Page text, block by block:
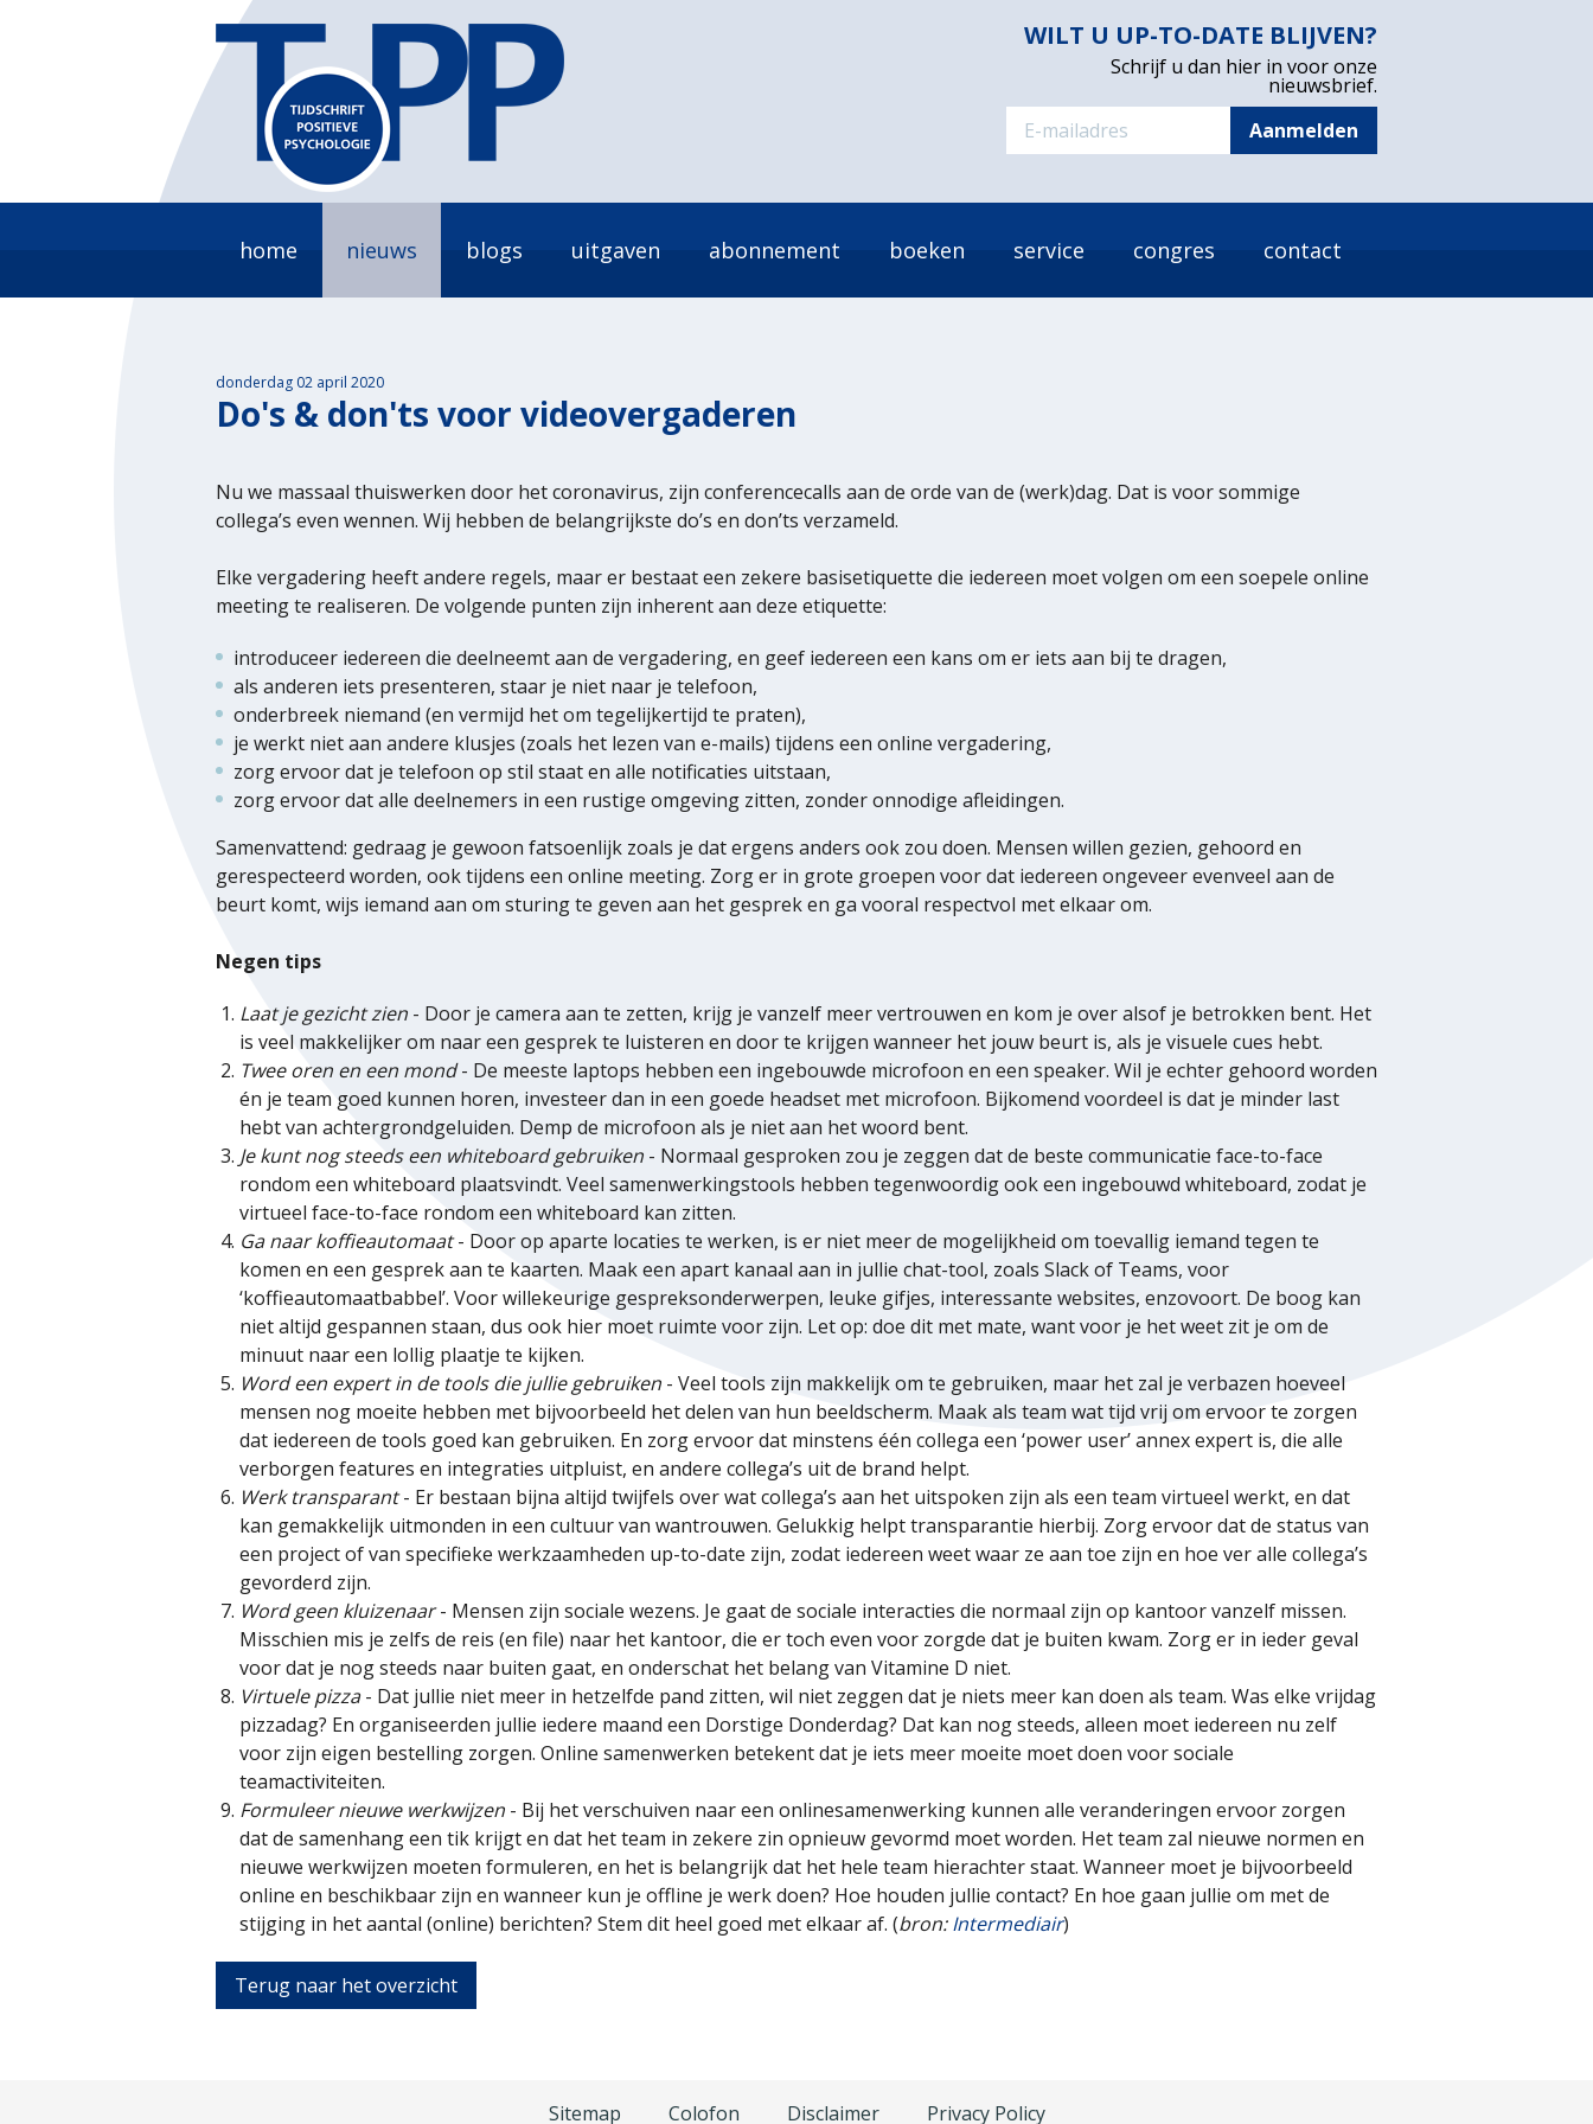
WILT U UP-TO-DATE BLIJVEN?
Schrijf u dan hier in voor onze
nieuwsbrief.
home nieuws blogs uitgaven abonnement boeken service congres contact
donderdag 02 april 2020
Do's & don'ts voor videovergaderen
Nu we massaal thuiswerken door het coronavirus, zijn conferencecalls aan de orde van de (werk)dag. Dat is voor sommige
collega’s even wennen. Wij hebben de belangrijkste do’s en don’ts verzameld.
Elke vergadering heeft andere regels, maar er bestaat een zekere basisetiquette die iedereen moet volgen om een soepele online
meeting te realiseren. De volgende punten zijn inherent aan deze etiquette:
introduceer iedereen die deelneemt aan de vergadering, en geef iedereen een kans om er iets aan bij te dragen,
als anderen iets presenteren, staar je niet naar je telefoon,
onderbreek niemand (en vermijd het om tegelijkertijd te praten),
je werkt niet aan andere klusjes (zoals het lezen van e-mails) tijdens een online vergadering,
zorg ervoor dat je telefoon op stil staat en alle notificaties uitstaan,
zorg ervoor dat alle deelnemers in een rustige omgeving zitten, zonder onnodige afleidingen.
Samenvattend: gedraag je gewoon fatsoenlijk zoals je dat ergens anders ook zou doen. Mensen willen gezien, gehoord en
gerespecteerd worden, ook tijdens een online meeting. Zorg er in grote groepen voor dat iedereen ongeveer evenveel aan de
beurt komt, wijs iemand aan om sturing te geven aan het gesprek en ga vooral respectvol met elkaar om.
Negen tips
Laat je gezicht zien - Door je camera aan te zetten, krijg je vanzelf meer vertrouwen en kom je over alsof je betrokken bent. Het
is veel makkelijker om naar een gesprek te luisteren en door te krijgen wanneer het jouw beurt is, als je visuele cues hebt.
Twee oren en een mond- De meeste laptops hebben een ingebouwde microfoon en een speaker. Wil je echter gehoord worden
én je team goed kunnen horen, investeer dan in een goede headset met microfoon. Bijkomend voordeel is dat je minder last
hebt van achtergrondgeluiden. Demp de microfoon als je niet aan het woord bent.
Je kunt nog steeds een whiteboard gebruiken - Normaal gesproken zou je zeggen dat de beste communicatie face-to-face
rondom een whiteboard plaatsvindt. Veel samenwerkingstools hebben tegenwoordig ook een ingebouwd whiteboard, zodat je
virtueel face-to-face rondom een whiteboard kan zitten.
Ga naar koffieautomaat- Door op aparte locaties te werken, is er niet meer de mogelijkheid om toevallig iemand tegen te
komen en een gesprek aan te kaarten. Maak een apart kanaal aan in jullie chat-tool, zoals Slack of Teams, voor
‘koffieautomaatbabbel’. Voor willekeurige gespreksonderwerpen, leuke gifjes, interessante websites, enzovoort. De boog kan
niet altijd gespannen staan, dus ook hier moet ruimte voor zijn. Let op: doe dit met mate, want voor je het weet zit je om de
minuut naar een lollig plaatje te kijken.
Word een expert in de tools die jullie gebruiken - Veel tools zijn makkelijk om te gebruiken, maar het zal je verbazen hoeveel
mensen nog moeite hebben met bijvoorbeeld het delen van hun beeldscherm. Maak als team wat tijd vrij om ervoor te zorgen
dat iedereen de tools goed kan gebruiken. En zorg ervoor dat minstens één collega een ‘power user’ annex expert is, die alle
verborgen features en integraties uitpluist, en andere collega’s uit de brand helpt.
Werk transparant- Er bestaan bijna altijd twijfels over wat collega’s aan het uitspoken zijn als een team virtueel werkt, en dat
kan gemakkelijk uitmonden in een cultuur van wantrouwen. Gelukkig helpt transparantie hierbij. Zorg ervoor dat de status van
een project of van specifieke werkzaamheden up-to-date zijn, zodat iedereen weet waar ze aan toe zijn en hoe ver alle collega’s
gevorderd zijn.
Word geen kluizenaar- Mensen zijn sociale wezens. Je gaat de sociale interacties die normaal zijn op kantoor vanzelf missen.
Misschien mis je zelfs de reis (en file) naar het kantoor, die er toch even voor zorgde dat je buiten kwam. Zorg er in ieder geval
voor dat je nog steeds naar buiten gaat, en onderschat het belang van Vitamine D niet.
Virtuele pizza- Dat jullie niet meer in hetzelfde pand zitten, wil niet zeggen dat je niets meer kan doen als team. Was elke vrijdag
pizzadag? En organiseerden jullie iedere maand een Dorstige Donderdag? Dat kan nog steeds, alleen moet iedereen nu zelf
voor zijn eigen bestelling zorgen. Online samenwerken betekent dat je iets meer moeite moet doen voor sociale
teamactiviteiten.
Formuleer nieuwe werkwijzen - Bij het verschuiven naar een onlinesamenwerking kunnen alle veranderingen ervoor zorgen
dat de samenhang een tik krijgt en dat het team in zekere zin opnieuw gevormd moet worden. Het team zal nieuwe normen en
nieuwe werkwijzen moeten formuleren, en het is belangrijk dat het hele team hierachter staat. Wanneer moet je bijvoorbeeld
online en beschikbaar zijn en wanneer kun je offline je werk doen? Hoe houden jullie contact? En hoe gaan jullie om met de
stijging in het aantal (online) berichten? Stem dit heel goed met elkaar af. (bron:Intermediair)
Terug naar het overzicht
Sitemap Colofon Disclaimer Privacy Policy